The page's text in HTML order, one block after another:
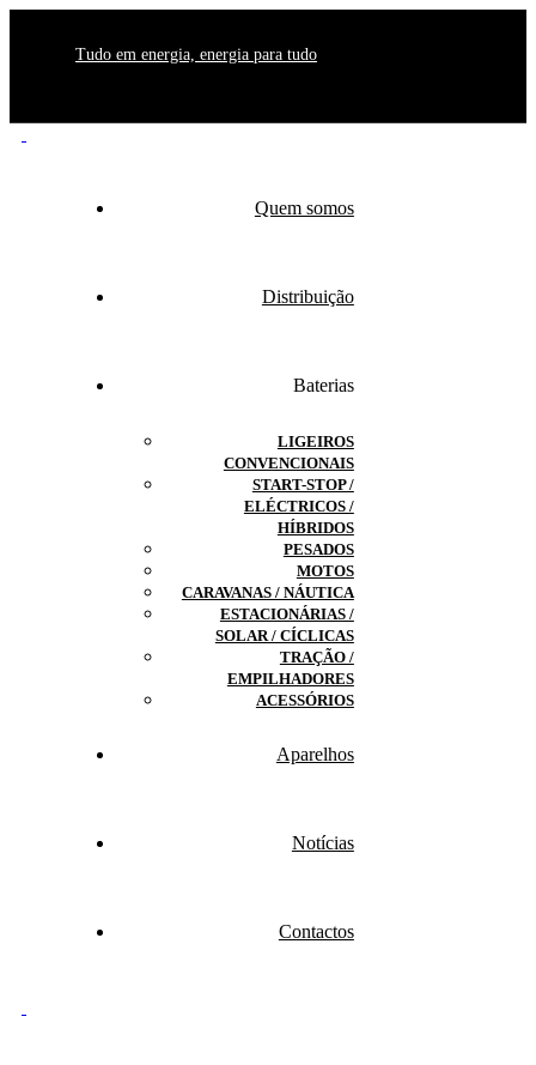
Tudo em energia, energia para tudo
Quem somos
Distribuição
Baterias
LIGEIROS
CONVENCIONAIS
START-STOP /
ELÉCTRICOS /
HÍBRIDOS
PESADOS
MOTOS
CARAVANAS / NÁUTICA
ESTACIONÁRIAS /
SOLAR / CÍCLICAS
TRAÇÃO /
EMPILHADORES
ACESSÓRIOS
Aparelhos
Notícias
Contactos